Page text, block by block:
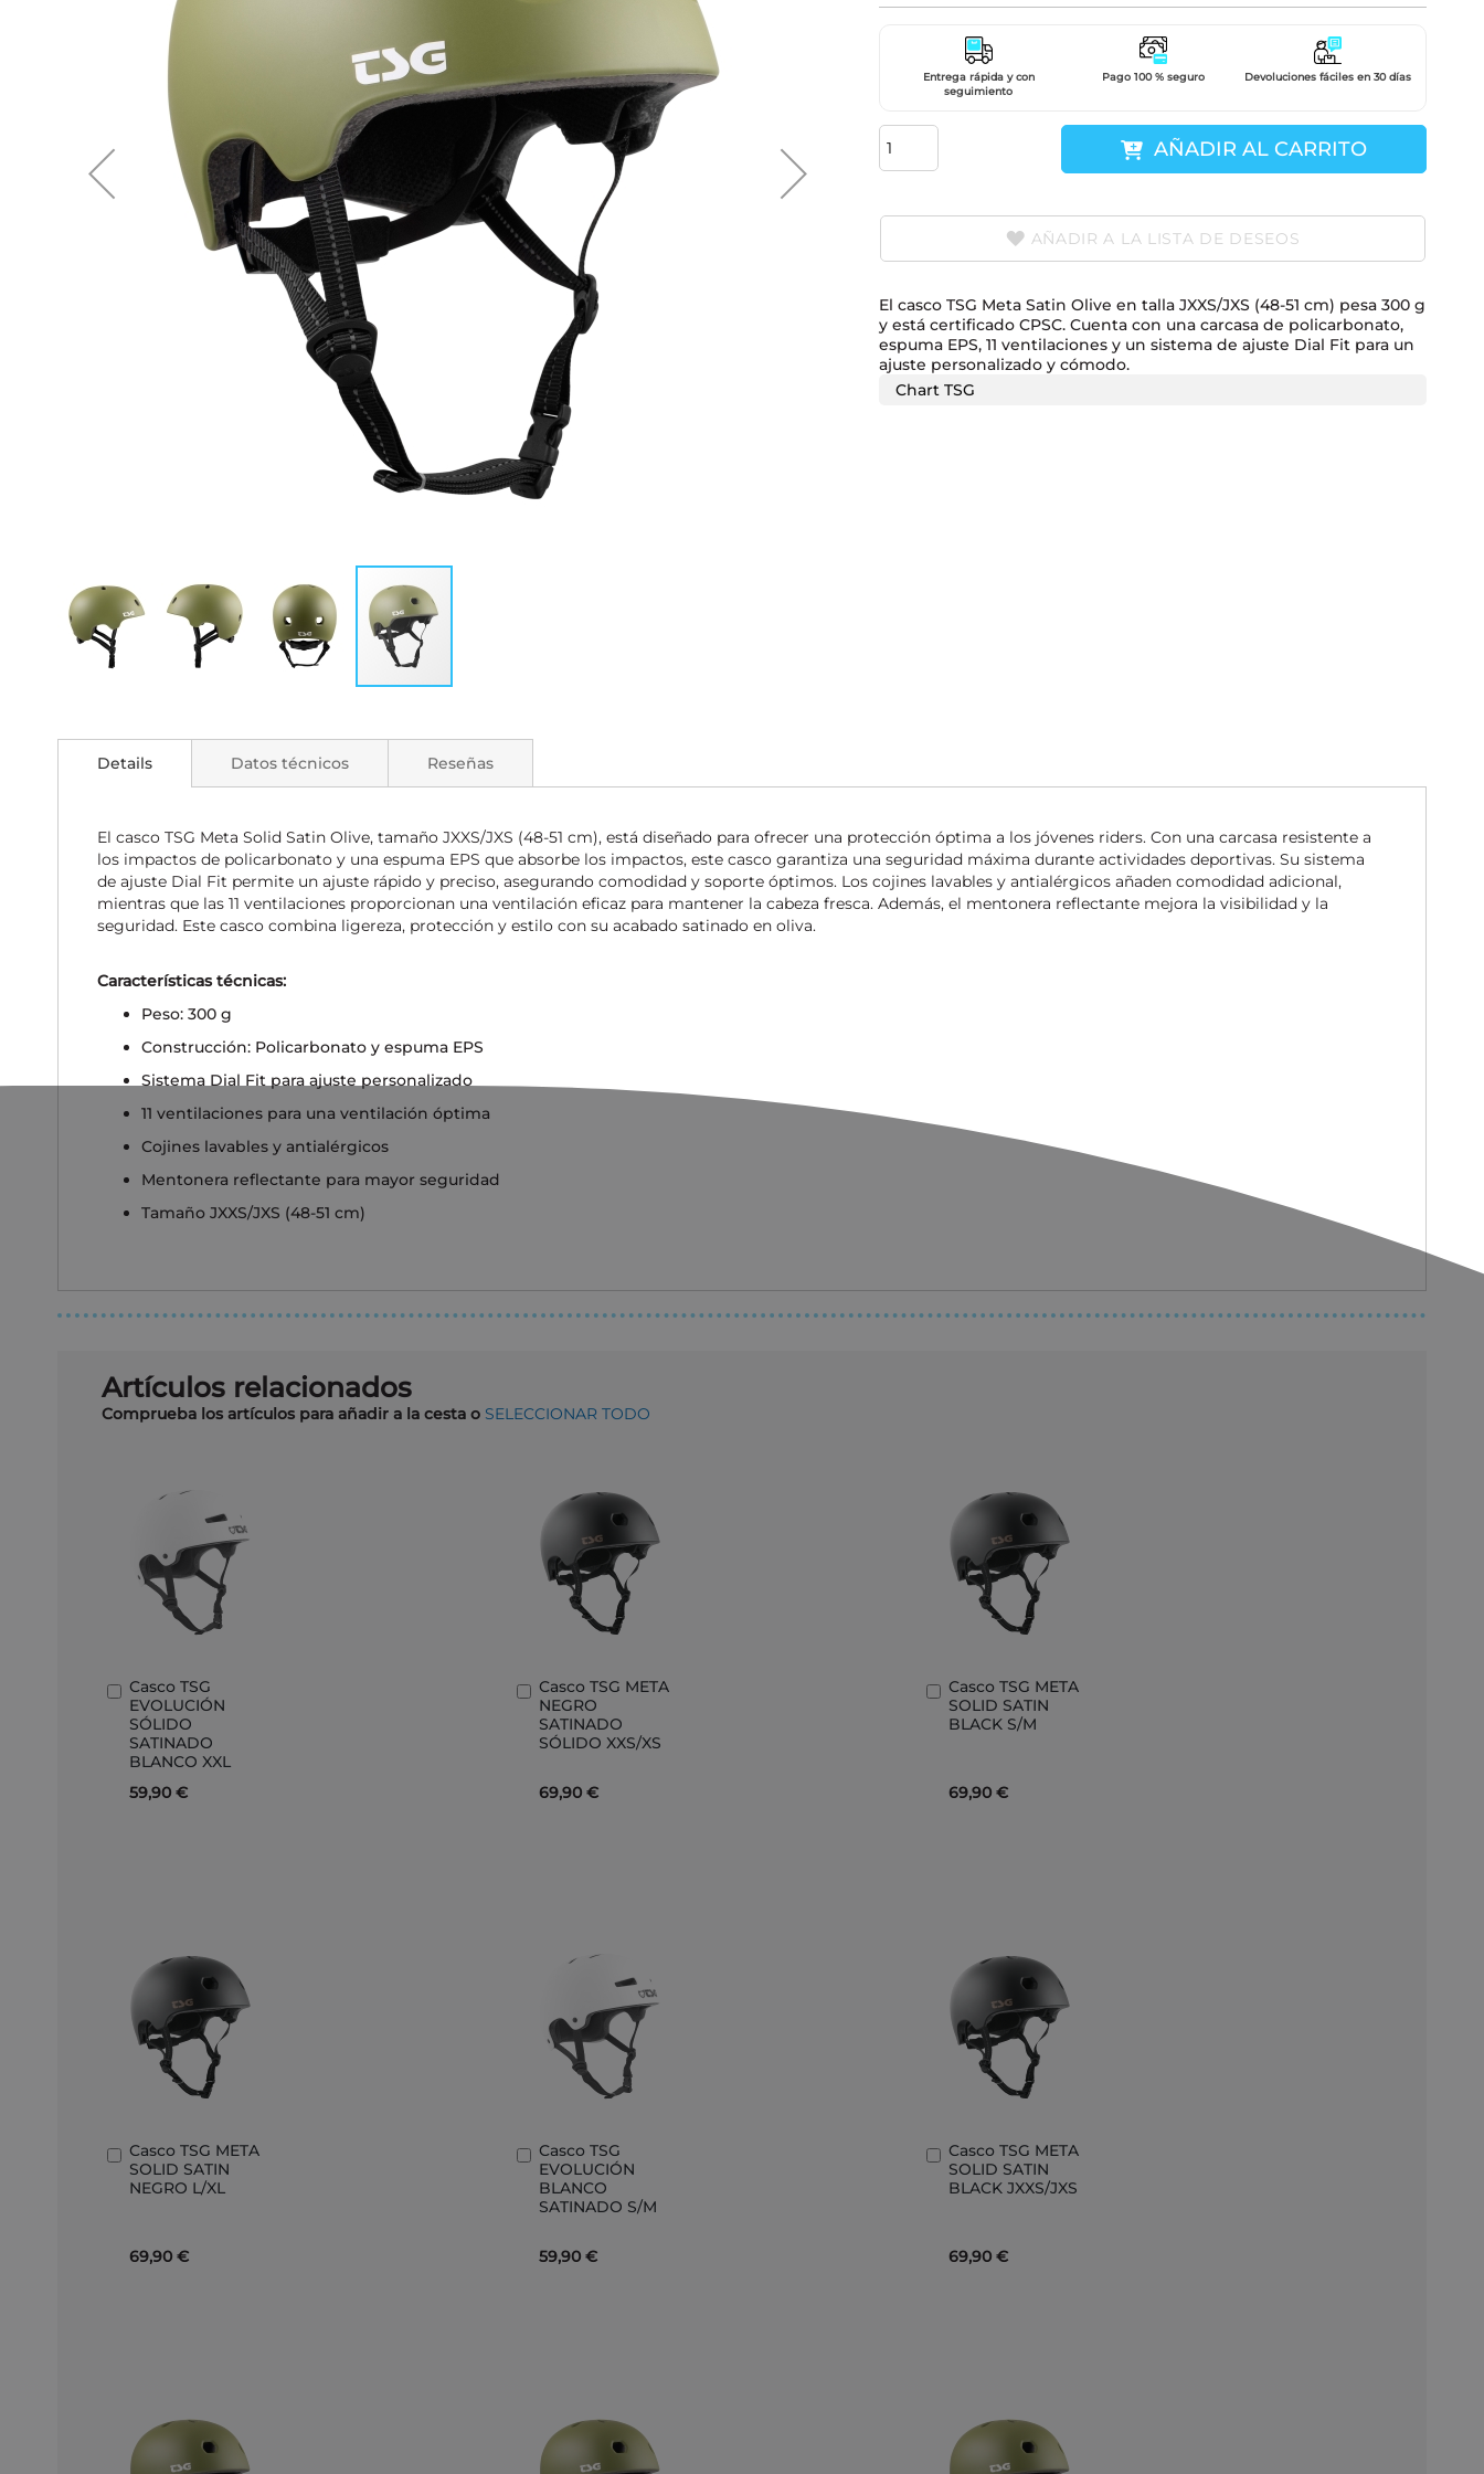
comienzo
imágenes
Entrega rápida y con
seguimiento
Pago 100 % seguro Devoluciones fáciles en 30 días
AÑADIR AL CARRITO
AÑADIR A LA LISTA DE DESEOS
El casco TSG Meta Satin Olive en talla JXXS/JXS (48-51 cm) pesa 300 g
y está certificado CPSC. Cuenta con una carcasa de policarbonato,
espuma EPS, 11 ventilaciones y un sistema de ajuste Dial Fit para un
ajuste personalizado y cómodo.
Chart TSG
Details
El casco TSG Meta Solid Satin Olive, tamaño JXXS/JXS (48-51 cm), está diseñado para ofrecer una protección óptima a los jóvenes riders. Con una carcasa resistente a
los impactos de policarbonato y una espuma EPS que absorbe los impactos, este casco garantiza una seguridad máxima durante actividades deportivas. Su sistema
de ajuste Dial Fit permite un ajuste rápido y preciso, asegurando comodidad y soporte óptimos. Los cojines lavables y antialérgicos añaden comodidad adicional,
mientras que las 11 ventilaciones proporcionan una ventilación eficaz para mantener la cabeza fresca. Además, el mentonera reflectante mejora la visibilidad y la
seguridad. Este casco combina ligereza, protección y estilo con su acabado satinado en oliva.
Características técnicas:
Peso: 300 g
Construcción: Policarbonato y espuma EPS
Sistema Dial Fit para ajuste personalizado
11 ventilaciones para una ventilación óptima
Cojines lavables y antialérgicos
Mentonera reflectante para mayor seguridad
Tamaño JXXS/JXS (48-51 cm)
Datos técnicos Reseñas
Artículos relacionados
Comprueba los artículos para añadir a la cesta o SELECCIONAR TODO
Casco TSG
EVOLUCIÓN
SÓLIDO
SATINADO
BLANCO XXL
59,90 €
Añadir
al
carrito
Casco TSG META
NEGRO
SATINADO
SÓLIDO XXS/XS
69,90 €
Añadir
al
carrito
Casco TSG META
SOLID SATIN
BLACK S/M
69,90 €
Añadir
al
carrito
Casco TSG META
SOLID SATIN
NEGRO L/XL
69,90 €
Añadir
al
carrito
Casco TSG
EVOLUCIÓN
BLANCO
SATINADO S/M
59,90 €
Añadir
al
carrito
Casco TSG META
SOLID SATIN
BLACK JXXS/JXS
69,90 €
Añadir
al
carrito